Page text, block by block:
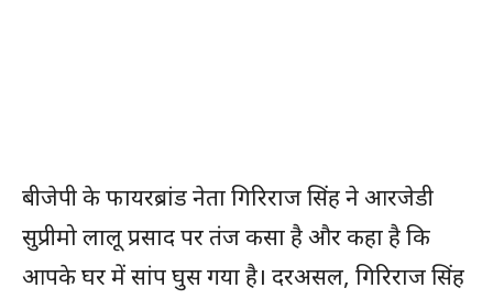
बीजेपी के फायरब्रांड नेता गिरिराज सिंह ने आरजेडी
सुप्रीमो लालू प्रसाद पर तंज कसा है और कहा है कि
आपके घर में सांप घुस गया है। दरअसल, गिरिराज सिंह